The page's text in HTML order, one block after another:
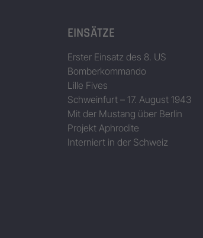
EINSÄTZE
Erster Einsatz des 8. US
Bomberkommando
Lille Fives
Schweinfurt – 17. August 1943
Mit der Mustang über Berlin
Projekt Aphrodite
Interniert in der Schweiz